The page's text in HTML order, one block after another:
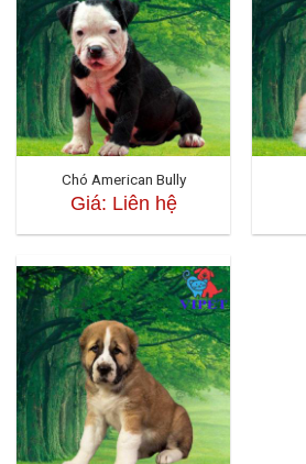
Chó American Bully
Giá: Liên hệ